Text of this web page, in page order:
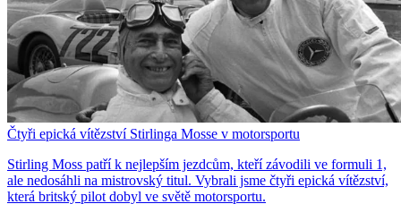
Čtyři epická vítězství Stirlinga Mosse v motorsportu
Stirling Moss patří k nejlepším jezdcům, kteří závodili ve formuli 1,
ale nedosáhli na mistrovský titul. Vybrali jsme čtyři epická vítězství,
která britský pilot dobyl ve světě motorsportu.